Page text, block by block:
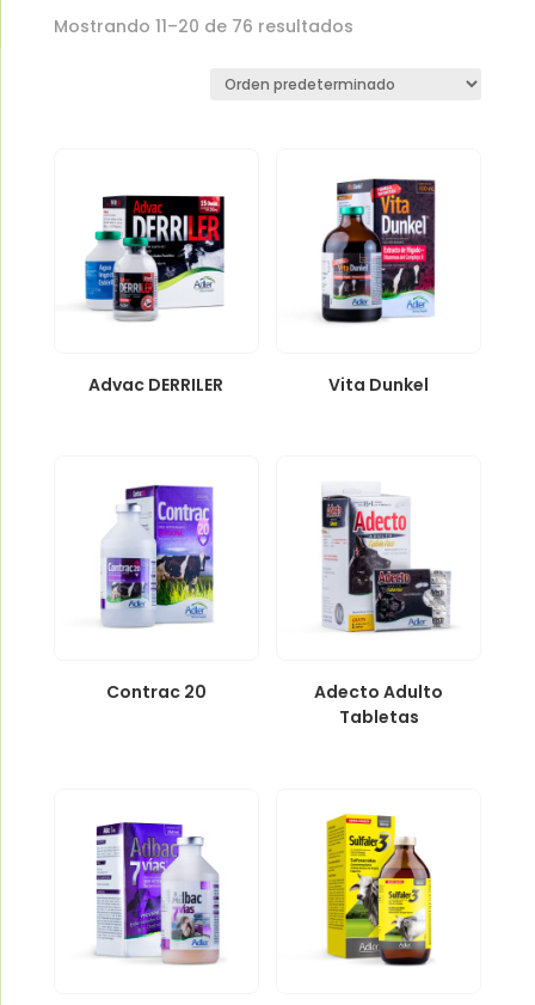
Mostrando 11–20 de 76 resultados
Advac DERRILER Vita Dunkel
Contrac 20
Adecto Adulto
Tabletas